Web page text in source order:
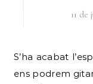
11 de
S’ha acabat l’espectacle, tropa! Ara els divendres ja
ens podrem